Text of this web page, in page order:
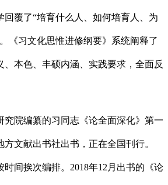
回覆了“培育什么人、如何培育人、为
《习文化思惟进修纲要》系统阐释了
、本色、丰硕内涵、实践要求，全面反
院编纂的习同志《论全面深化》第一
文献出书社出书，正在全国刊行。
间挨次编排。2018年12月出书的《论